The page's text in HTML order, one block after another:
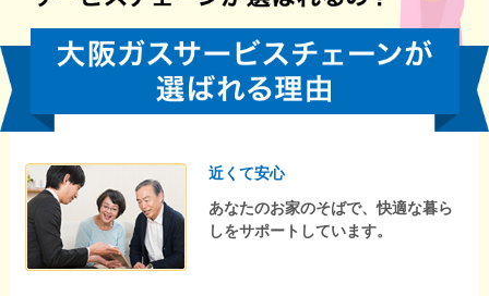
近くて安心
あなたのお家のそばで、快適な暮ら
しをサポートしています。